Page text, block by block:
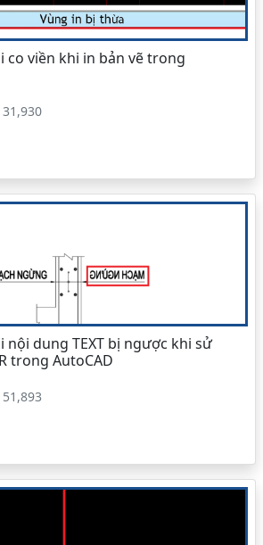
co viền khi in bản vẽ trong
31,930
nội dung TEXT bị ngược khi sử
trong AutoCAD
51,893